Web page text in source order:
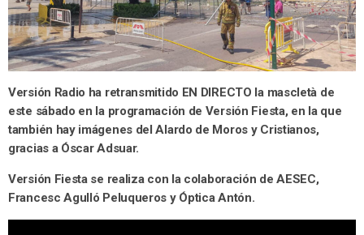
Versión Radio ha retransmitido EN DIRECTO la mascletà de
este sábado en la programación de Versión Fiesta, en la que
también hay imágenes del Alardo de Moros y Cristianos,
gracias a Óscar Adsuar.
Versión Fiesta se realiza con la colaboración de AESEC,
Francesc Agulló Peluqueros y Óptica Antón.